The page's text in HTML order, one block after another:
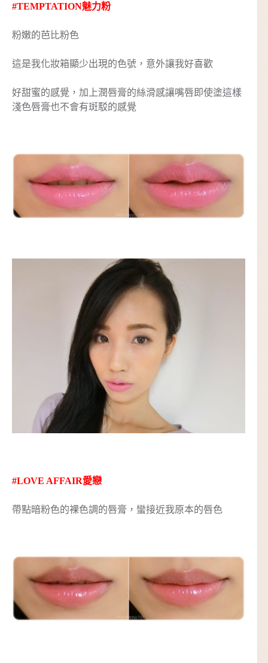
#TEMPTATION魅力粉
粉嫩的芭比粉色
這是我化妝箱顯少出現的色號，意外讓我好喜歡
好甜蜜的感覺，加上潤唇膏的絲滑感讓嘴唇即使塗這樣
淺色唇膏也不會有斑駁的感覺
#LOVE AFFAIR愛戀
帶點暗粉色的裸色調的唇膏，蠻接近我原本的唇色